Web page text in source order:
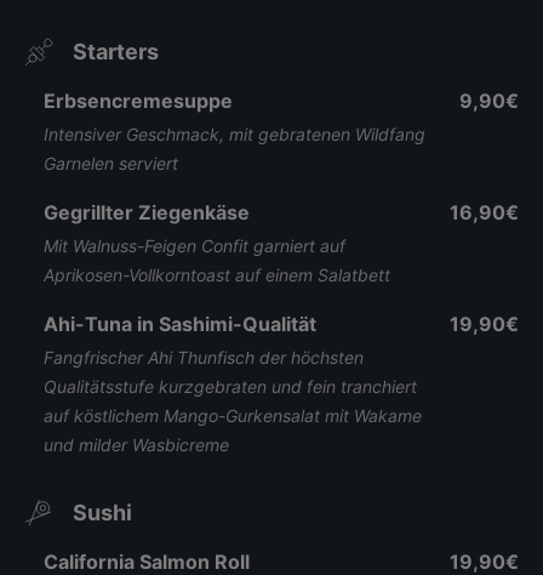
Starters
Erbsencremesuppe
Intensiver Geschmack, mit gebratenen Wildfang
Garnelen serviert
9,90€
Gegrillter Ziegenkäse
Mit Walnuss-Feigen Confit garniert auf
Aprikosen-Vollkorntoast auf einem Salatbett
16,90€
Ahi-Tuna in Sashimi-Qualität
Fangfrischer Ahi Thunfisch der höchsten
Qualitätsstufe kurzgebraten und fein tranchiert
auf köstlichem Mango-Gurkensalat mit Wakame
und milder Wasbicreme
19,90€
Sushi
California Salmon Roll 19,90€